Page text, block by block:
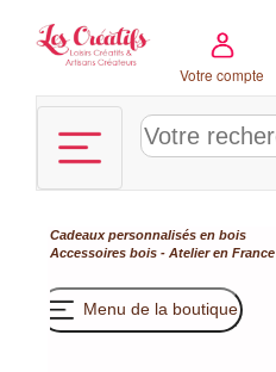
Votre compte
Cadeaux personnalisés en bois
Accessoires bois - Atelier en France
Menu de la boutique